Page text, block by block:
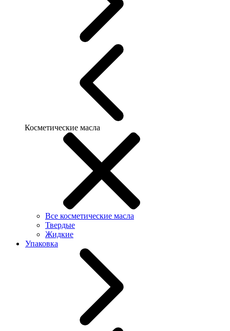
Косметические масла
Все косметические масла
Твердые
Жидкие
Упаковка